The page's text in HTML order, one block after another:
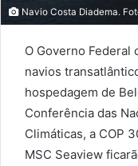
Navio Costa Diadema.
O Governo Federal
navios
hospedagem de
Conferência das
Climáticas, a COP
MSC Seaview